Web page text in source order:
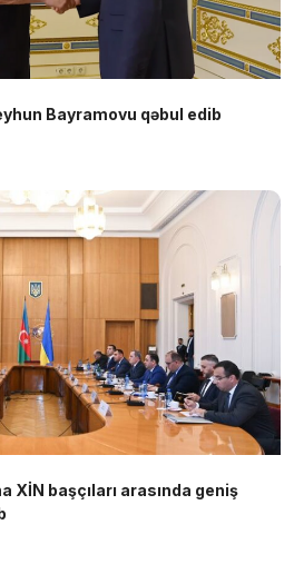
Bayramovu qəbul edib
XİN başçıları arasında geniş